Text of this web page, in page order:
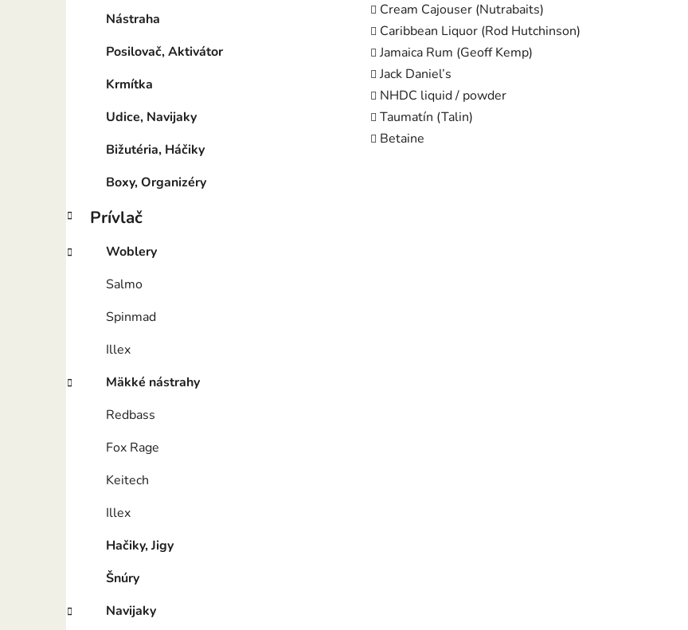
Nástraha
Posilovač, Aktivátor
Krmítka
Udice, Navijaky
Bižutéria, Háčiky
Boxy, Organizéry
Prívlač
Woblery
Salmo
Spinmad
Illex
Mäkké nástrahy
Redbass
Fox Rage
Keitech
Illex
Hačiky, Jigy
Šnúry
Navijaky
Cream Cajouser (Nutrabaits)
Caribbean Liquor (Rod Hutchinson)
Jamaica Rum (Geoff Kemp)
Jack Daniel’s
NHDC liquid / powder
Taumatín (Talin)
Betaine